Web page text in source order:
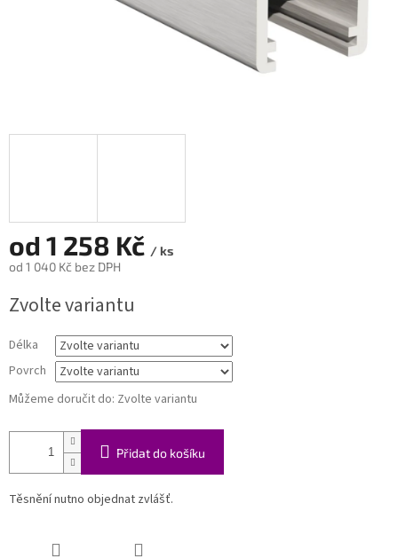
od 1 258 Kč / ks
od 1 040 Kč bez DPH
cena:
Zvolte variantu
Délka
Povrch
Můžeme doručit do: Zvolte variantu
Přidat do košíku
Těsnění nutno objednat zvlášť.